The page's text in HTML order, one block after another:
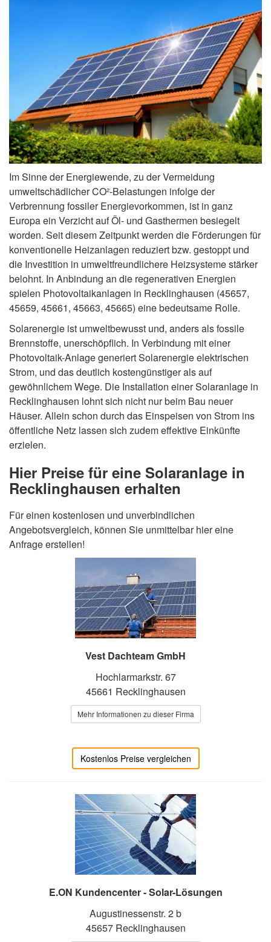
Im Sinne der Energiewende, zu der Vermeidung
umweltschädlicher CO²-Belastungen infolge der
Verbrennung fossiler Energievorkommen, ist in ganz
Europa ein Verzicht auf Öl- und Gasthermen besiegelt
worden. Seit diesem Zeitpunkt werden die Förderungen für
konventionelle Heizanlagen reduziert bzw. gestoppt und
die Investition in umweltfreundlichere Heizsysteme stärker
belohnt. In Anbindung an die regenerativen Energien
spielen Photovoltaikanlagen in Recklinghausen (45657,
45659, 45661, 45663, 45665) eine bedeutsame Rolle.
Solarenergie ist umweltbewusst und, anders als fossile
Brennstoffe, unerschöpflich. In Verbindung mit einer
Photovoltaik-Anlage generiert Solarenergie elektrischen
Strom, und das deutlich kostengünstiger als auf
gewöhnlichem Wege. Die Installation einer Solaranlage in
Recklinghausen lohnt sich nicht nur beim Bau neuer
Häuser. Allein schon durch das Einspeisen von Strom ins
öffentliche Netz lassen sich zudem effektive Einkünfte
erzielen.
Hier Preise für eine Solaranlage in
Recklinghausen erhalten
Für einen kostenlosen und unverbindlichen
Angebotsvergleich, können Sie unmittelbar hier eine
Anfrage erstellen!
Vest Dachteam GmbH
Hochlarmarkstr. 67
45661 Recklinghausen
Mehr Informationen zu dieser Firma
Kostenlos Preise vergleichen
E.ON Kundencenter - Solar-Lösungen
Augustinessenstr. 2 b
45657 Recklinghausen